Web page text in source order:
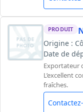
PRODUIT
Origine :
Date de
Exportateur
L’excellent
fraîches.